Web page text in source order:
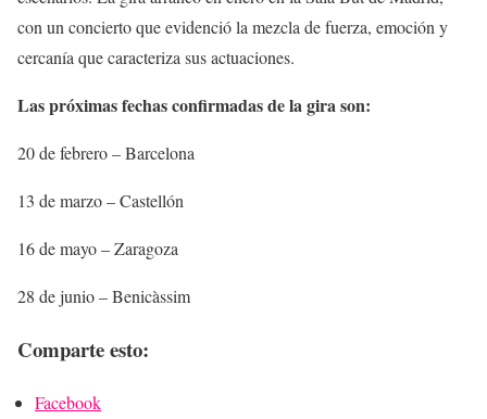
con un concierto que evidenció la mezcla de fuerza, emoción y
cercanía que caracteriza sus actuaciones.
Las próximas fechas confirmadas de la gira son:
20 de febrero – Barcelona
13 de marzo – Castellón
16 de mayo – Zaragoza
28 de junio – Benicàssim
Comparte esto:
Facebook